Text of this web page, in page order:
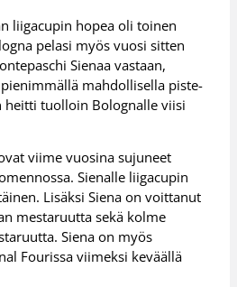
liigacupin hopea oli toinen
pelasi myös vuosi sitten
Sienaa vastaan,
mahdollisella piste-
heitti tuolloin Bolognalle viisi
viime vuosina sujuneet
Sienalle liigacupin
Lisäksi Siena on voittanut
mestaruutta sekä kolme
Siena on myös
Fourissa viimeksi keväällä